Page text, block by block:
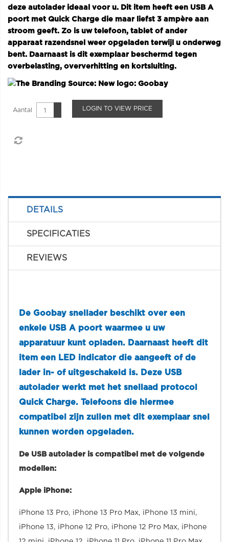
deze autolader ideaal voor u. Dit item heeft een USB A
poort met Quick Charge die maar liefst 3 ampère aan
stroom geeft. Zo is uw telefoon, tablet of ander
apparaat razendsnel weer opgeladen terwijl u onderweg
bent. Daarnaast is dit exemplaar beschermd tegen
overbelasting, oververhitting en kortsluiting.
Aantal LOGIN TO VIEW PRICE
DETAILS
SPECIFICATIES
REVIEWS
De Goobay snellader beschikt over een
enkele USB A poort waarmee u uw
apparatuur kunt opladen. Daarnaast heeft dit
item een LED indicator die aangeeft of de
lader in- of uitgeschakeld is. Deze USB
autolader werkt met het snellaad protocol
Quick Charge. Telefoons die hiermee
compatibel zijn zullen met dit exemplaar snel
kunnen worden opgeladen.
De USB autolader is compatibel met de volgende
modellen:
Apple iPhone:
iPhone 13 Pro, iPhone 13 Pro Max, iPhone 13 mini,
iPhone 13, iPhone 12 Pro, iPhone 12 Pro Max, iPhone